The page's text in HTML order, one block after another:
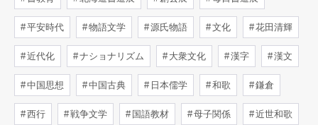
平安時代 物語文学 源氏物語 文化 花田清輝
近代化 ナショナリズム 大衆文化 漢字 漢文
中国思想 中国古典 日本儒学 和歌 鎌倉
西行 戦争文学 国語教材 母子関係 近世和歌